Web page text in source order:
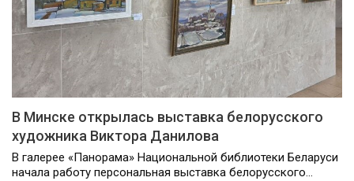
В Минске открылась выставка белорусского
художника Виктора Данилова
В галерее «Панорама» Национальной библиотеки Беларуси
начала работу персональная выставка белорусского…